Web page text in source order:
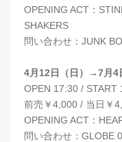
OPENING ACT：
SHAKERS
問い合わせ：JUNK
4月12日（日）→7月4
OPEN 17:30 / START
前売￥4,000 / 当日￥
OPENING ACT：
問い合わせ：GLOBE